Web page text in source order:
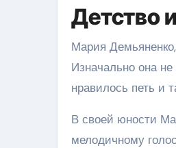
Детство
Мария
Изначально она
нравилось петь и
В своей юности
мелодичному